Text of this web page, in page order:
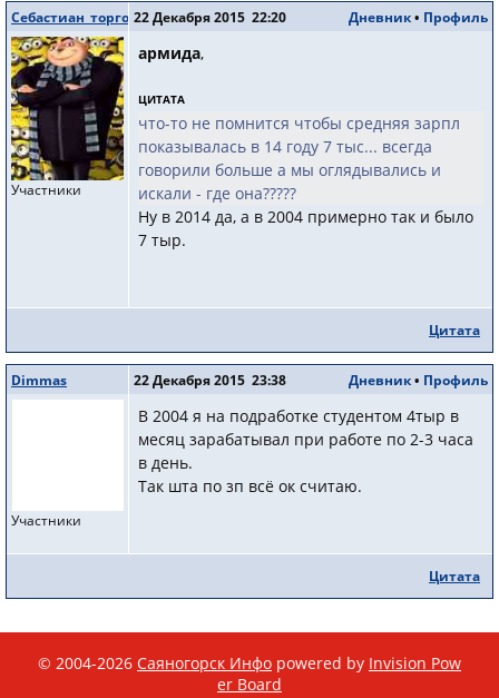
Себастиан_торговец
Участники
Дневник• Профиль
22 Декабря 2015 22:20
армида,
ЦИТАТА
что-то не помнится чтобы средняя зарпл
показывалась в 14 году 7 тыс... всегда
говорили больше а мы оглядывались и
искали - где она?????
Ну в 2014 да, а в 2004 примерно так и было
7 тыр.
Цитата
Dimmas
Участники
Дневник• Профиль
22 Декабря 2015 23:38
В 2004 я на подработке студентом 4тыр в
месяц зарабатывал при работе по 2-3 часа
в день.
Так шта по зп всё ок считаю.
Цитата
© 2004-2026 Саяногорск Инфо powered by Invision Pow
er Board